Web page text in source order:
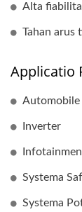
Alta
Tahan arus
Applicatio
Automobile
Inverter
Systema
Systema